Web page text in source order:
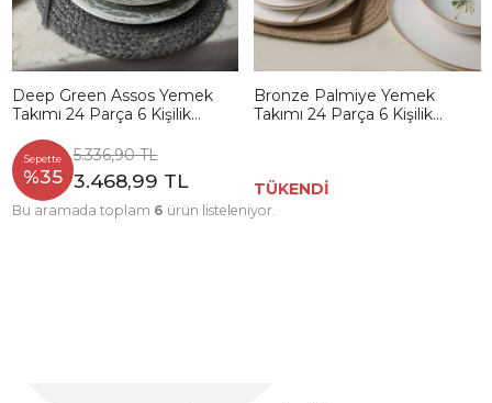
Deep Green Assos Yemek
Takımı 24 Parça 6 Kişilik
Sepette
%35
5.336,90 TL
3.468,99 TL
Bronze Palmiye Yemek
Takımı 24 Parça 6 Kişilik
TÜKENDİ
Bu aramada toplam 6 ürün listeleniyor.